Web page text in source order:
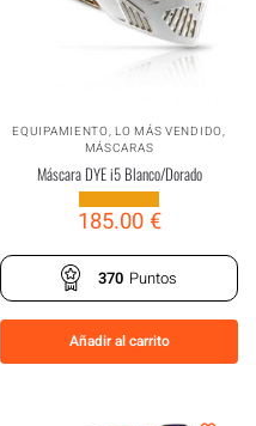
EQUIPAMIENTO,LO MÁS VENDIDO,
MÁSCARAS
Máscara DYE i5 Blanco/Dorado
185.00€
370 Puntos
Añadir al carrito